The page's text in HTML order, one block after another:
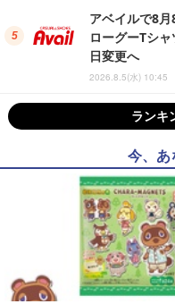
アベイルで8
ローグーTシ
日変更へ
2026.8.5(水) 10:45
ランキ
今、あ